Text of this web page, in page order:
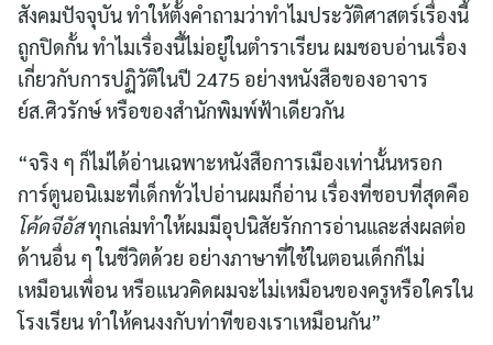
สังคมปัจจุบัน ทำให้ตั้งคำถามว่าทำไมประวัติศาสตร์เรื่องนี้
ถูกปิดกั้น ทำไมเรื่องนี้ไม่อยู่ในตำราเรียน ผมชอบอ่านเรื่อง
เกี่ยวกับการปฏิวัติในปี 2475 อย่างหนังสือของอาจาร
ย์ส.ศิวรักษ์ หรือของสำนักพิมพ์ฟ้าเดียวกัน
“จริง ๆ ก็ไม่ได้อ่านเฉพาะหนังสือการเมืองเท่านั้นหรอก
การ์ตูนอนิเมะที่เด็กทั่วไปอ่านผมก็อ่าน เรื่องที่ชอบที่สุดคือ
โค้ดจีอัสทุกเล่มทำให้ผมมีอุปนิสัยรักการอ่านและส่งผลต่อ
ด้านอื่น ๆ ในชีวิตด้วย อย่างภาษาที่ใช้ในตอนเด็กก็ไม่
เหมือนเพื่อน หรือแนวคิดผมจะไม่เหมือนของครูหรือใครใน
โรงเรียน ทำให้คนงงกับท่าทีของเราเหมือนกัน”